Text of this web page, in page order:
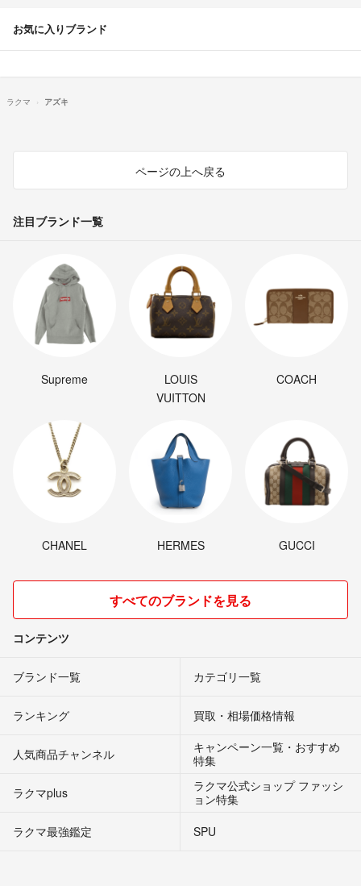
お気に入りブランド
ラクマ アズキ
ページの上へ戻る
注目ブランド一覧
Supreme
LOUIS
VUITTON
COACH
CHANEL HERMES GUCCI
すべてのブランドを見る
コンテンツ
ブランド一覧 カテゴリ一覧
ランキング 買取・相場価格情報
人気商品チャンネル
キャンペーン一覧・おすすめ
特集
ラクマplus
ラクマ公式ショップ ファッシ
ョン特集
ラクマ最強鑑定
SPU